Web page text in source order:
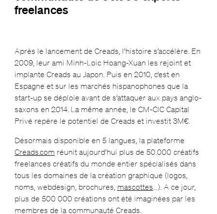
freelances
Après le lancement de Creads, l’histoire s’accélère. En
2009, leur ami Minh-Loic Hoang-Xuan les rejoint et
implante Creads au Japon. Puis en 2010, c’est en
Espagne et sur les marchés hispanophones que la
start-up se déploie avant de s’attaquer aux pays anglo-
saxons en 2014. La même année, le CM-CIC Capital
Privé repère le potentiel de Creads et investit 3M€.
Désormais disponible en 5 langues, la plateforme
Creads.com réunit aujourd’hui plus de 50.000 créatifs
freelances créatifs du monde entier spécialisés dans
tous les domaines de la création graphique (logos,
noms, webdesign, brochures, mascottes …). A ce jour,
plus de 500 000 créations ont été imaginées par les
membres de la communauté Creads.